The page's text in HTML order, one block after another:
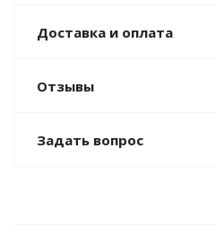
Доставка и оплата
Отзывы
Задать вопрос